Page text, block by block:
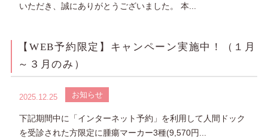
いただき、誠にありがとうございました。 本...
【WEB予約限定】キャンペーン実施中！（１月
～３月のみ）
2025.12.25 お知らせ
下記期間中に「インターネット予約」を利用して人間ドック
を受診された方限定に腫瘍マーカー3種(9,570円...